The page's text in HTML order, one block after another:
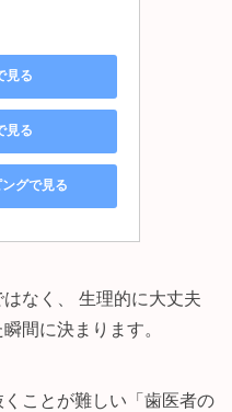
見る
見る
グで見る
なく、 生理的に大丈夫
間に決まります。
ことが難しい「歯医者の